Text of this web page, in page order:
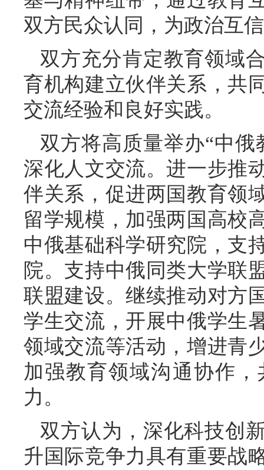
双方民众认同，为政治互
双方充分肯定教育领域
育机构建立伙伴关系，共
交流经验和良好实践。
双方将高质量举办“中
深化人文交流。进一步推
伴关系，促进两国教育领
留学规模，加强两国高校
中俄基础科学研究院，支
院。支持中俄同类大学联
联盟建设。继续推动对方
学生交流，开展中俄学生
领域交流等活动，增进青
加强教育领域沟通协作
力。
双方认为，深化科技创
升国际竞争力具有重要战